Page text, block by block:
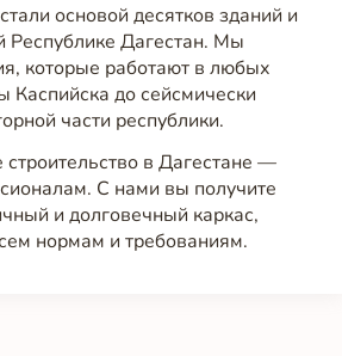
основой десятков зданий и
Республике Дагестан. Мы
которые работают в любых
до сейсмически
части республики.
в Дагестане —
С нами вы получите
и долговечный каркас,
нормам и требованиям.